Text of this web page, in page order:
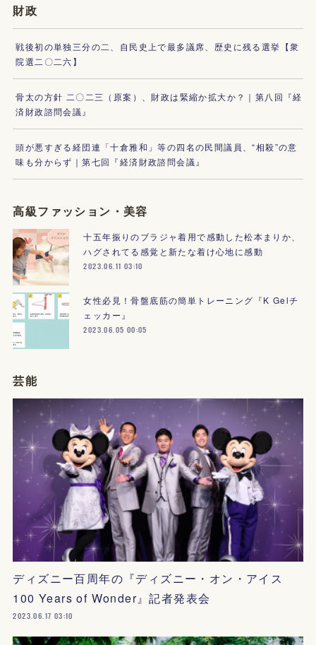
財政
戦後初の単独三分の二、自民史上で最多議席、歴史に残る選挙【衆
院選二〇二六】
骨太の方針 二〇二三（原案）、財政は緊縮か拡大か？｜第八回『経
済財政諮問会議』
頭が悪すぎる経団連「十倉雅和」等の四名の民間議員、“相殺”の意
味も分からず｜第七回『経済財政諮問会議』
高級ファッション・美容
十五年振りのブラジャ着用で感動した松本まりか、
ハグされてる感覚と新たな着け心地に感動
2023.06.11 03:10
女性必見！骨盤底筋の簡単トレーニング『K Gelチ
ェッカー』
2023.06.05 00:05
芸能
ディズニー百周年の『ディズニー・オン・アイス
100 Years of Wonder』記者発表会
2023.06.17 03:10